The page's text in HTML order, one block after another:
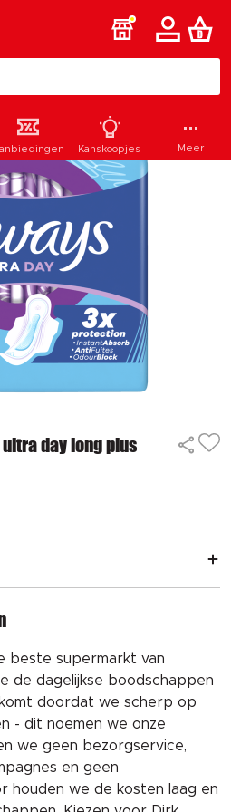
day long plus
beste supermarkt van
de dagelijkse boodschappen
doordat we scherp op
- dit noemen we onze
we geen bezorgservice,
en geen
houden we de kosten laag en
Kanskoopjes Meer